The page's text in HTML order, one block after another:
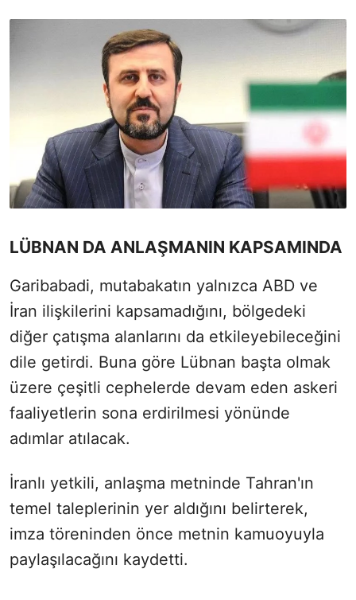
LÜBNAN DA ANLAŞMANIN KAPSAMINDA
Garibabadi, mutabakatın yalnızca ABD ve
İran ilişkilerini kapsamadığını, bölgedeki
diğer çatışma alanlarını da etkileyebileceğini
dile getirdi. Buna göre Lübnan başta olmak
üzere çeşitli cephelerde devam eden askeri
faaliyetlerin sona erdirilmesi yönünde
adımlar atılacak.
İranlı yetkili, anlaşma metninde Tahran'ın
temel taleplerinin yer aldığını belirterek,
imza töreninden önce metnin kamuoyuyla
paylaşılacağını kaydetti.